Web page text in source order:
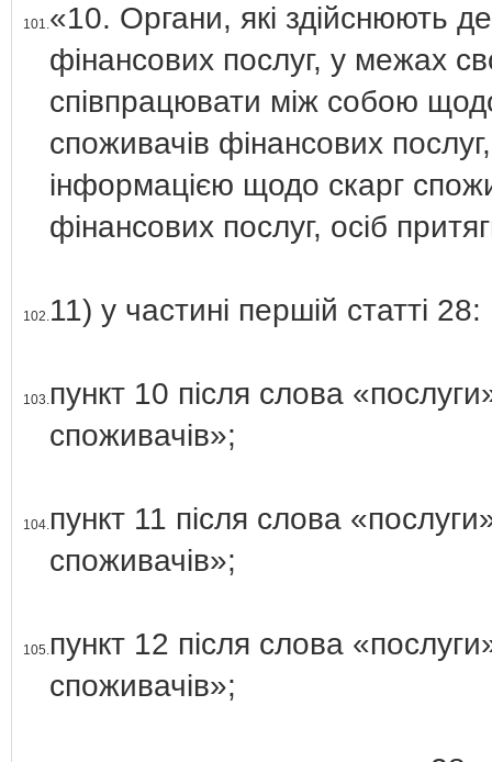
101.«10. Органи, які здійснюють
фінансових послуг, у межах
співпрацювати між собою
споживачів фінансових
інформацією щодо скарг
фінансових послуг, осіб
102.11) у частині першій статті 28:
103.пункт 10 після слова
споживачів»;
104.пункт 11 після слова
споживачів»;
105.пункт 12 після слова
споживачів»;